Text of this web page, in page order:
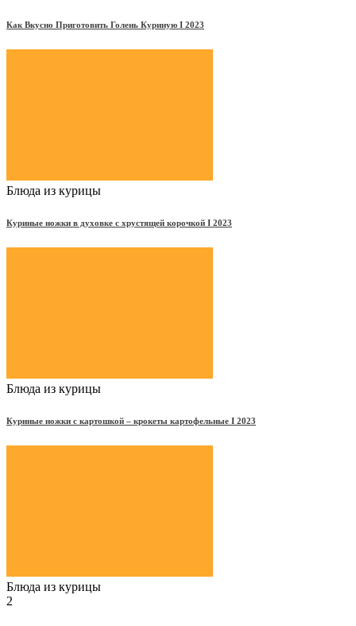
Как Вкусно Приготовить Голень Куриную Ι 2023
Блюда из курицы
Куриные ножки в духовке с хрустящей корочкой Ι 2023
Блюда из курицы
Куриные ножки с картошкой – крокеты картофельные Ι 2023
Блюда из курицы
2